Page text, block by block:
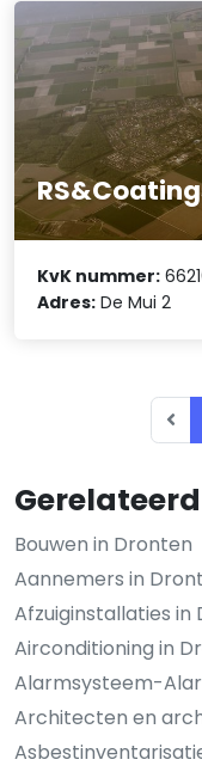
Gerelateerd
Bouwen in Dronten
Aannemers in
Afzuiginstallaties in
Airconditioning in
Alarmsysteem-
Architecten en
KvK nummer:
Adres: De Mui 2